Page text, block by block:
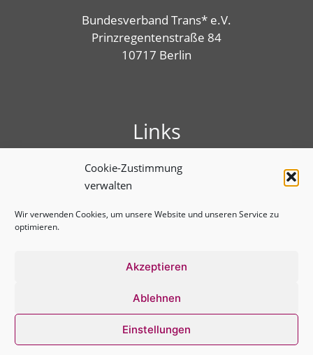
Cookie-Zustimmung
verwalten
Wir verwenden Cookies, um unsere Website und unseren Service zu
optimieren.
Akzeptieren
Ablehnen
Einstellungen
Bundesverband Trans* e.V.
Prinzregentenstraße 84
10717 Berlin
Links
Presse
Linktree
Benutzungshinweise
Datenschutz­erklärung
2026 © BVT*